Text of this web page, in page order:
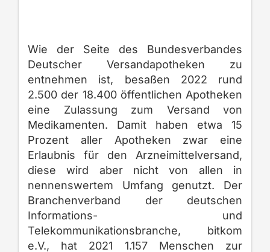
Wie der Seite des Bundesverbandes
Deutscher Versandapotheken zu
entnehmen ist, besaßen 2022 rund
2.500 der 18.400 öffentlichen Apotheken
eine Zulassung zum Versand von
Medikamenten. Damit haben etwa 15
Prozent aller Apotheken zwar eine
Erlaubnis für den Arzneimittelversand,
diese wird aber nicht von allen in
nennenswertem Umfang genutzt. Der
Branchenverband der deutschen
Informations- und
Telekommunikationsbranche, bitkom
e.V., hat 2021 1.157 Menschen zur